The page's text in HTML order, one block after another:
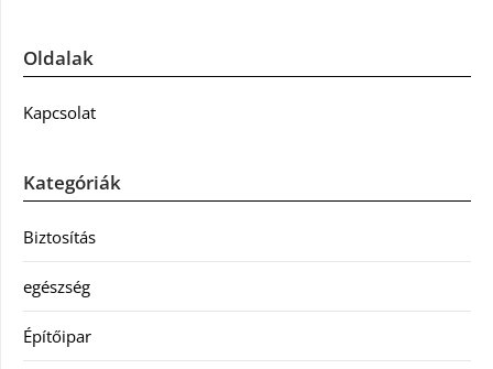
Oldalak
Kapcsolat
Kategóriák
Biztosítás
egészség
Építőipar